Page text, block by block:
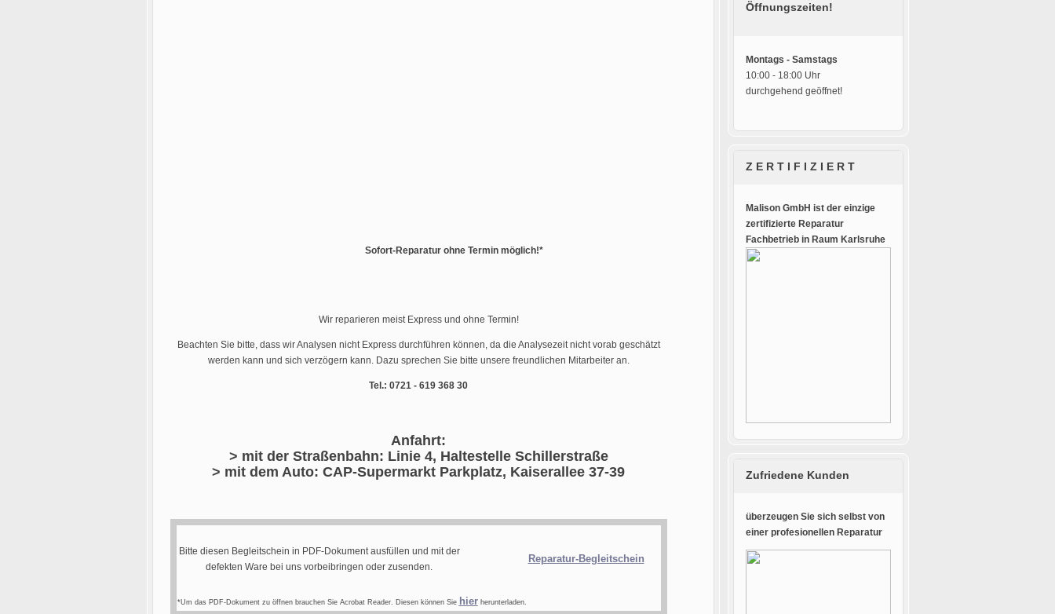
Sofort-Reparatur ohne Termin möglich!*
Wir reparieren meist Express und ohne Termin!
Beachten Sie bitte, dass wir Analysen nicht Express durchführen können, da die Analysezeit nicht vorab geschätzt
werden kann und sich verzögern kann. Dazu sprechen Sie bitte unsere freundlichen Mitarbeiter an.
Tel.: 0721 - 619 368 30
Anfahrt:
> mit der Straßenbahn: Linie 4, Haltestelle Schillerstraße
> mit dem Auto: CAP-Supermarkt Parkplatz, Kaiserallee 37-39
Bitte diesen Begleitschein in PDF-Dokument ausfüllen und mit der
defekten Ware bei uns vorbeibringen oder zusenden.
Reparatur-Begleitschein
*Um das PDF-Dokument zu öffnen brauchen Sie Acrobat Reader. Diesen können Sie hierherunterladen.
Öffnungszeiten!
Montags - Samstags
10:00 - 18:00 Uhr
durchgehend geöffnet!
Z E R T I F I Z I E R T
Malison GmbH ist der einzige
zertifizierte Reparatur
Fachbetrieb in Raum Karlsruhe
Zufriedene Kunden
überzeugen Sie sich selbst von
einer profesionellen Reparatur